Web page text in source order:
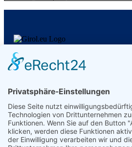
GIROL Germany
58840 Plettenberg
Ust.-ID: DE370009775
Kontakt